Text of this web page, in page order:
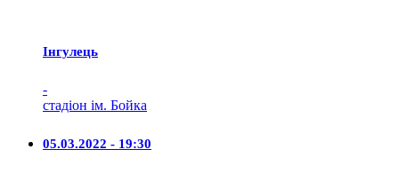
Iнгулець
-
стадіон ім. Бойка
05.03.2022 - 19:30